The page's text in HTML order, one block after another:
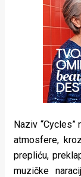
Aktivizam
Magazin
Naziv
atmosfere,
prepliću,
muzičke